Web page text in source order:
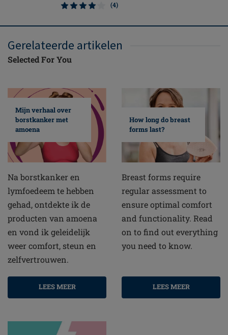
(4)
Gerelateerde artikelen
Selected For You
Mijn verhaal over
borstkanker met
amoena
Na borstkanker en
lymfoedeem te hebben
gehad, ontdekte ik de
producten van amoena
en vond ik geleidelijk
weer comfort, steun en
zelfvertrouwen.
LEES MEER
How long do breast
forms last?
Breast forms require
regular assessment to
ensure optimal comfort
and functionality. Read
on to find out everything
you need to know.
LEES MEER